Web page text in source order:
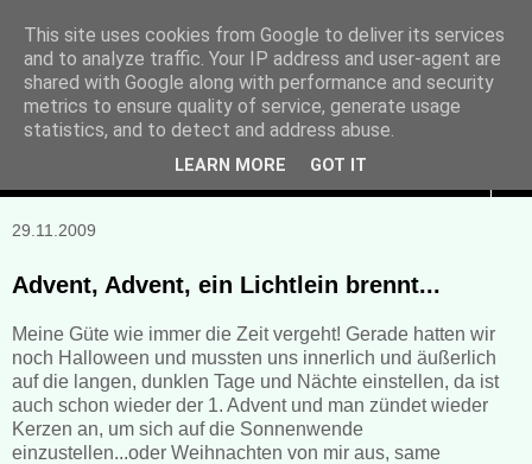
Manuela Sonntag
Bücher, Blogs & mehr
29.11.2009
Advent, Advent, ein Lichtlein brennt...
Meine Güte wie immer die Zeit vergeht! Gerade hatten wir
noch Halloween und mussten uns innerlich und äußerlich
auf die langen, dunklen Tage und Nächte einstellen, da ist
auch schon wieder der 1. Advent und man zündet wieder
Kerzen an, um sich auf die Sonnenwende
einzustellen...oder Weihnachten von mir aus, same
This site uses cookies from Google to deliver its services
and to analyze traffic. Your IP address and user-agent are
shared with Google along with performance and security
metrics to ensure quality of service, generate usage
statistics, and to detect and address abuse.
LEARN MORE GOT IT